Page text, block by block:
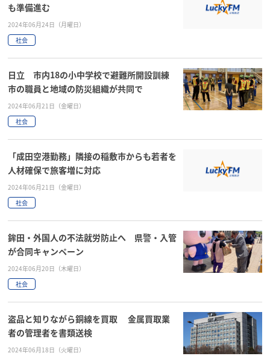
も準備進む
2024年06月24日（月曜日）
社会
日立 市内18の小中学校で避難所開設訓練
市の職員と地域の防災組織が共同で
2024年06月21日（金曜日）
社会
「成田空港勤務」隣接の稲敷市からも若者を
人材確保で旅客増に対応
2024年06月21日（金曜日）
社会
鉾田・外国人の不法就労防止へ 県警・入管
が合同キャンペーン
2024年06月20日（木曜日）
社会
盗品と知りながら銅線を買取 金属買取業
者の管理者を書類送検
2024年06月18日（火曜日）